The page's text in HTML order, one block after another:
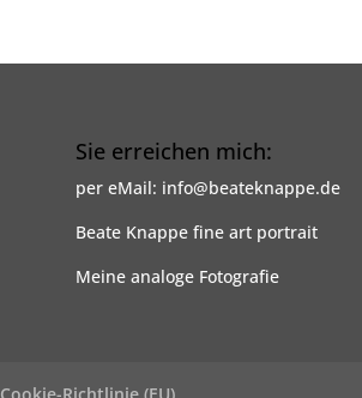
Sie erreichen mich:
per eMail: info@beateknappe.de
Beate Knappe fine art portrait
Meine analoge Fotografie